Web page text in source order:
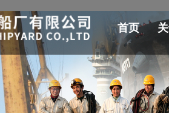
首页